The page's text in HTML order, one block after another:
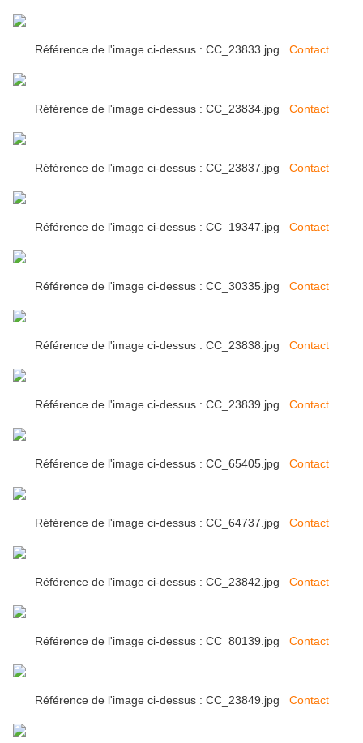
Référence de l'image ci-dessus : CC_23833.jpg Contact
Référence de l'image ci-dessus : CC_23834.jpg Contact
Référence de l'image ci-dessus : CC_23837.jpg Contact
Référence de l'image ci-dessus : CC_19347.jpg Contact
Référence de l'image ci-dessus : CC_30335.jpg Contact
Référence de l'image ci-dessus : CC_23838.jpg Contact
Référence de l'image ci-dessus : CC_23839.jpg Contact
Référence de l'image ci-dessus : CC_65405.jpg Contact
Référence de l'image ci-dessus : CC_64737.jpg Contact
Référence de l'image ci-dessus : CC_23842.jpg Contact
Référence de l'image ci-dessus : CC_80139.jpg Contact
Référence de l'image ci-dessus : CC_23849.jpg Contact